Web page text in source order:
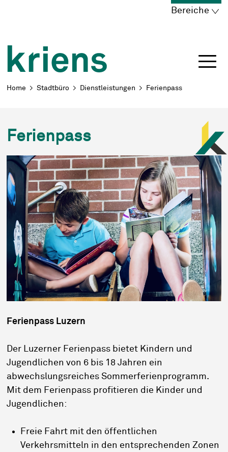
Navigieren in Kriens
Bereiche
Breadcrumb
Home Stadtbüro Dienstleistungen Ferienpass
Ferienpass
Ferienpass Luzern
Der Luzerner Ferienpass bietet Kindern und
Jugendlichen von 6 bis 18 Jahren ein
abwechslungsreiches Sommerferienprogramm.
Mit dem Ferienpass profitieren die Kinder und
Jugendlichen:
Freie Fahrt mit den öffentlichen
Verkehrsmitteln in den entsprechenden Zonen